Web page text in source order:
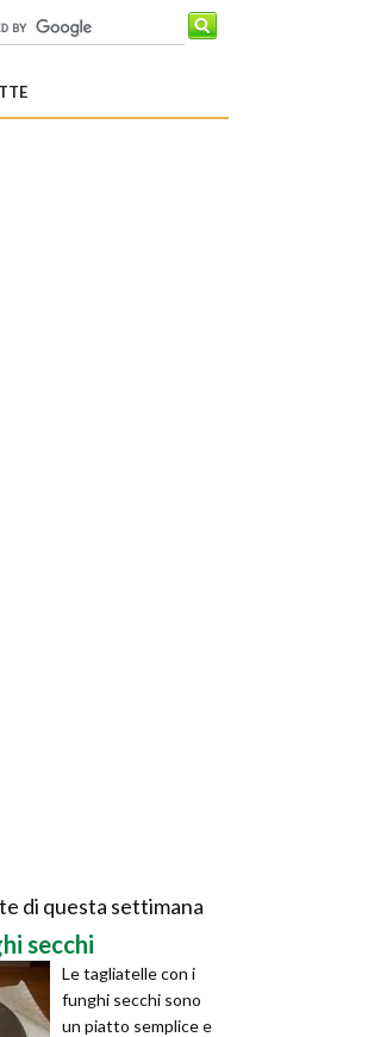
di questa settimana
secchi
Le tagliatelle con i
funghi secchi sono
un piatto semplice e